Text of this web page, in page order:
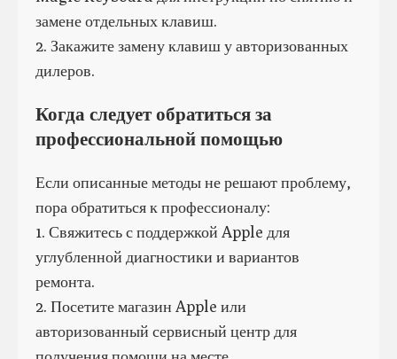
замене отдельных клавиш.
2. Закажите замену клавиш у авторизованных
дилеров.
Когда следует обратиться за
профессиональной помощью
Если описанные методы не решают проблему,
пора обратиться к профессионалу:
1. Свяжитесь с поддержкой Apple для
углубленной диагностики и вариантов
ремонта.
2. Посетите магазин Apple или
авторизованный сервисный центр для